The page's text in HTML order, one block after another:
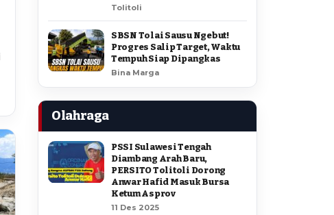
Tolitoli
SBSN Tolai Sausu Ngebut!
Progres Salip Target, Waktu
Tempuh Siap Dipangkas
Bina Marga
Olahraga
PSSI Sulawesi Tengah
Diambang Arah Baru,
PERSITO Tolitoli Dorong
Anwar Hafid Masuk Bursa
Ketum Asprov
11 Des 2025